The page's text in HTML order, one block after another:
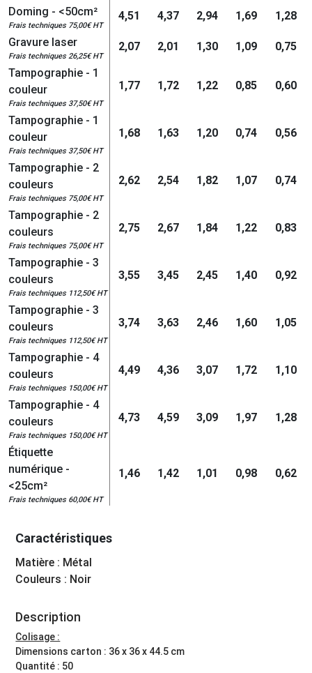
Doming - <50cm²
Frais techniques 75,00€ HT
4,51 4,37 2,94 1,69
1,28
Gravure laser
Frais techniques 26,25€ HT
2,07 2,01 1,30 1,09
0,75
Tampographie - 1
couleur
Frais techniques 37,50€ HT
1,77 1,72 1,22 0,85 0,60
Tampographie - 1
couleur
Frais techniques 37,50€ HT
1,68 1,63 1,20 0,74 0,56
Tampographie - 2
couleurs
Frais techniques 75,00€ HT
2,62 2,54 1,82 1,07 0,74
Tampographie - 2
couleurs
Frais techniques 75,00€ HT
2,75 2,67 1,84 1,22 0,83
Tampographie - 3
couleurs
Frais techniques 112,50€ HT
3,55 3,45 2,45 1,40 0,92
Tampographie - 3
couleurs
Frais techniques 112,50€ HT
3,74 3,63 2,46 1,60 1,05
Tampographie - 4
couleurs
Frais techniques 150,00€ HT
4,49 4,36 3,07 1,72 1,10
Tampographie - 4
couleurs
Frais techniques 150,00€ HT
4,73 4,59 3,09 1,97 1,28
Étiquette
numérique -
<25cm²
Frais techniques 60,00€ HT
1,46 1,42 1,01 0,98 0,62
Caractéristiques
Matière : Métal
Couleurs : Noir
Description
Colisage :
Dimensions carton : 36 x 36 x 44.5 cm
Quantité : 50